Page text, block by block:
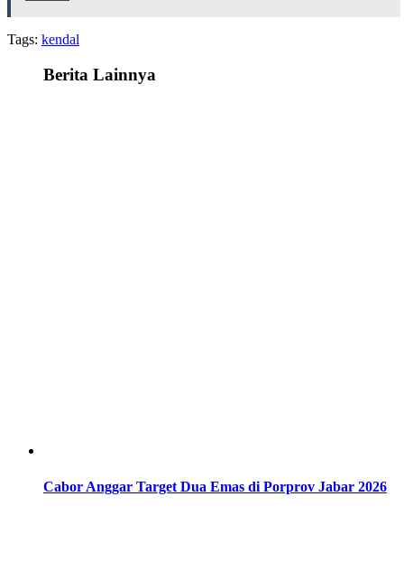
Tags: kendal
Berita Lainnya
Cabor Anggar Target Dua Emas di Porprov Jabar 2026